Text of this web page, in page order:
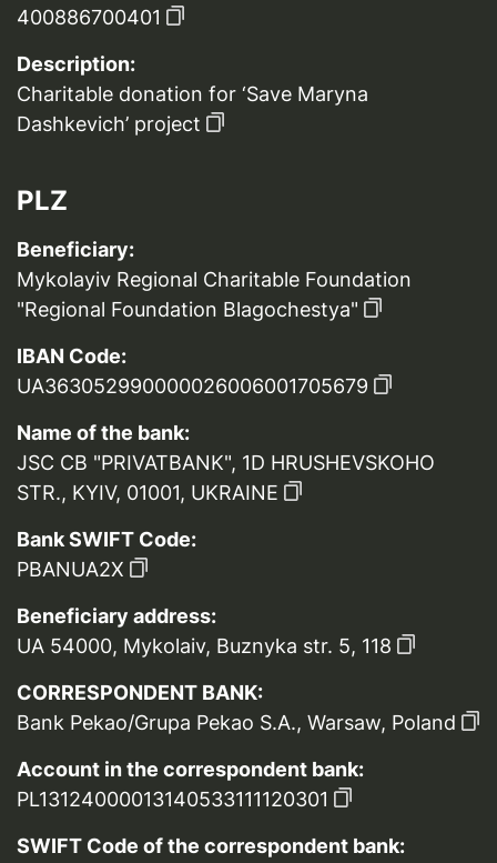
400886700401
Description:
Charitable donation for ‘Save Maryna
Dashkevich’ project
PLZ
Beneficiary:
Mykolayiv Regional Charitable Foundation
"Regional Foundation Blagochestya"
IBAN Code:
UA363052990000026006001705679
Name of the bank:
JSC CB "PRIVATBANK", 1D HRUSHEVSKOHO
STR., KYIV, 01001, UKRAINE
Bank SWIFT Code:
PBANUA2X
Beneficiary address:
UA 54000, Mykolaiv, Buznyka str. 5, 118
CORRESPONDENT BANK:
Bank Pekao/Grupa Pekao S.A., Warsaw, Poland
Account in the correspondent bank:
PL13124000013140533111120301
SWIFT Code of the correspondent bank: